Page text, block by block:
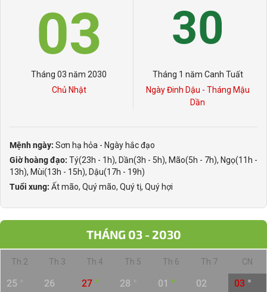
03
Tháng 03 năm 2030
Chủ Nhật
30
Tháng 1 năm Canh Tuất
Ngày Đinh Dậu - Tháng Mậu
Dần
Mệnh ngày: Sơn hạ hỏa - Ngày hắc đạo
Giờ hoàng đạo: Tý(23h - 1h), Dần(3h - 5h), Mão(5h - 7h), Ngọ(11h -
13h), Mùi(13h - 15h), Dậu(17h - 19h)
Tuổi xung: Ất mão, Quý mão, Quý tị, Quý hợi
THÁNG 03 - 2030
Th 2 Th 3 Th 4 Th 5 Th 6 Th 7 CN
25 26 27 28 01 02 03